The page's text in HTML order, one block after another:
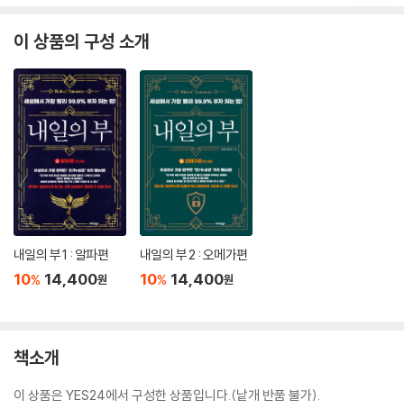
이 상품의 구성 소개
내일의 부 1 : 알파편
10% 14,400원
내일의 부 2 : 오메가편
10% 14,400원
책소개
이 상품은 YES24에서 구성한 상품입니다.(낱개 반품 불가).